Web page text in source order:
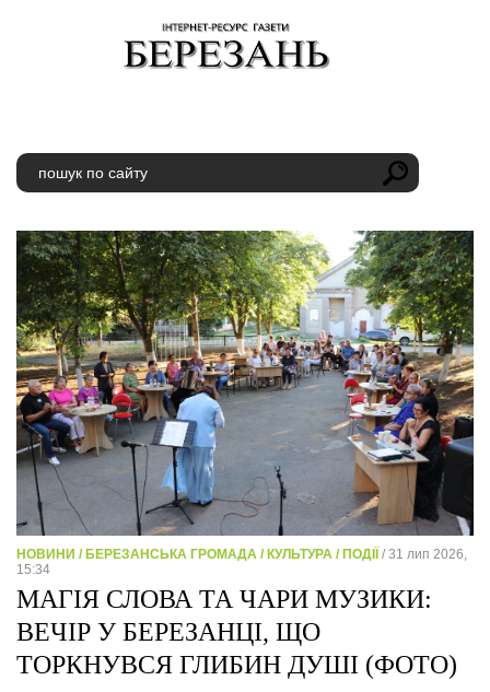
НОВИНИ / БЕРЕЗАНСЬКА ГРОМАДА / КУЛЬТУРА / ПОДІЇ / 31 лип 2026,
15:34
МАГІЯ СЛОВА ТА ЧАРИ МУЗИКИ:
ВЕЧІР У БЕРЕЗАНЦІ, ЩО
ТОРКНУВСЯ ГЛИБИН ДУШІ (ФОТО)